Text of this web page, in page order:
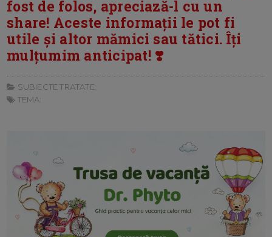
fost de folos, apreciază-l cu un
share! Aceste informații le pot fi
utile și altor mămici sau tătici. Îți
mulțumim anticipat! ❣️
SUBIECTE TRATATE:
TEMA: